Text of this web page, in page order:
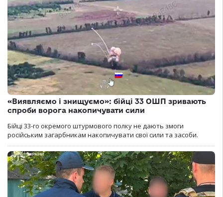
«Виявляємо і знищуємо»: бійці 33 ОШП зривають
спроби ворога накопичувати сили
Бійці 33-го окремого штурмового полку не дають змоги
російським загарбникам накопичувати свої сили та засоби.